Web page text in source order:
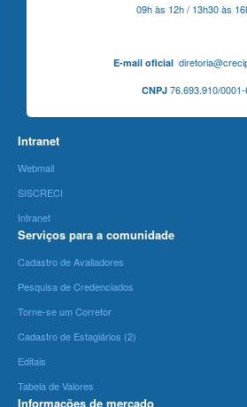
09h às 12h / 13h30 às
E-mail oficial
CNPJ76.693.910/0001-
Intranet
Webmail
SISCRECI
Intranet
Serviços para a comunidade
Cadastro de Avaliadores
Pesquisa de Credenciados
Torne-se um Corretor
Cadastro de Estagiários (2)
Editais
Tabela de Valores
Informações de mercado